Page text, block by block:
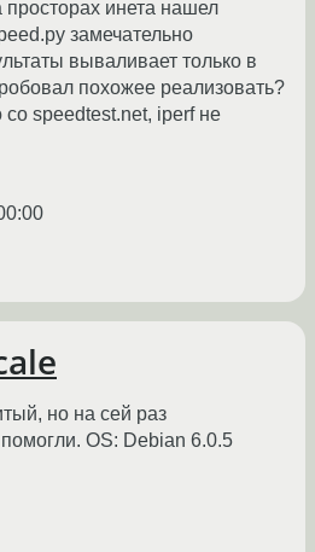
инета нашел
замечательно
вываливает только в
похожее реализовать?
speedtest.net, iperf не
но на сей раз
OS: Debian 6.0.5